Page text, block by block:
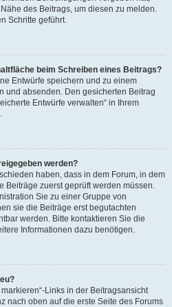
des Beitrags, um diesen zu melden.
Schritte geführt.
beim Schreiben eines Beitrags?
Entwürfe speichern und zu einem
und absenden. Den gesicherten Beitrag
Entwürfe verwalten“ in Ihrem
werden?
haben, dass in dem Forum, in dem
Beiträge zuerst geprüft werden müssen.
Sie zu einer Gruppe von
sie die Beiträge erst begutachten
werden. Bitte kontaktieren Sie die
Informationen dazu benötigen.
Links in der Beitragsansicht
nach oben auf die erste Seite des Forums